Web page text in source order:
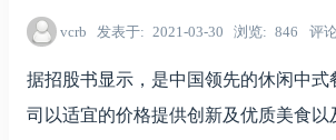
vcrb 发表于 2021-03-30 浏览 846 评
据招股书显示，是中国领先的休闲中式
司以适宜的价格提供创新及优质美食以